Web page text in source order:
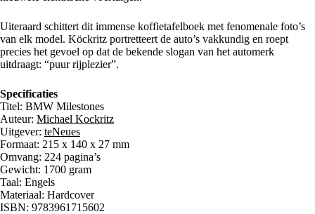
Uiteraard schittert dit immense koffietafelboek met fenomenale foto’s
van elk model. Köckritz portretteert de auto’s vakkundig en roept
precies het gevoel op dat de bekende slogan van het automerk
uitdraagt: “puur rijplezier”.
Specificaties
Titel: BMW Milestones
Auteur: Michael Kockritz
Uitgever: teNeues
Formaat: 215 x 140 x 27 mm
Omvang: 224 pagina’s
Gewicht: 1700 gram
Taal: Engels
Materiaal: Hardcover
ISBN: 9783961715602